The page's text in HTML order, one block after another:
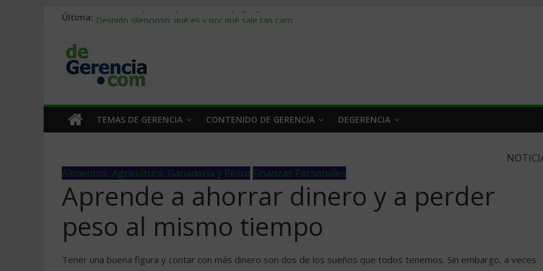
Última: Stablecoins para empresas: cómo pagar y cobrar en 2026
Trabajo forzoso en la cadena de suministro: qué hacer
Mercado hispano de EE. UU.: cómo segmentarlo y venderle
TEMAS DE GERENCIA CONTENIDO DE GERENCIA DEGERENCIA
Alimentos, Agricultura, Ganaderia y Pesca Finanzas Personales
Aprende a ahorrar dinero y a perder
peso al mismo tiempo
Tener una buena figura y contar con más dinero son dos de los sueños que todos tenemos. Sin embargo, a veces